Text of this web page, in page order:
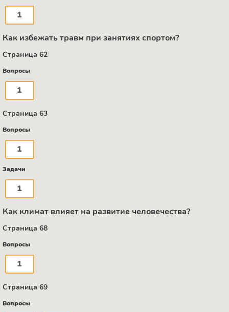
1
Как избежать травм при занятиях спортом?
Страница 62
Вопросы
1
Страница 63
Вопросы
1
Задачи
1
Как климат влияет на развитие человечества?
Страница 68
Вопросы
1
Страница 69
Вопросы